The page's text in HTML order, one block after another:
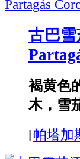
古巴
褐黄色
木，雪
[帕塔加